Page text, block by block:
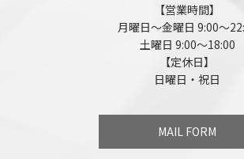
【営業時間】
月曜日～金曜日 9:00～
土曜日 9:00～18:00
【定休日】
日曜日・祝日
MAIL FORM